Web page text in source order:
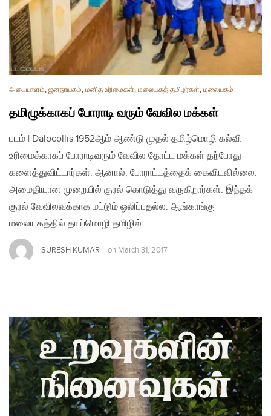
அடையாளம், ஜனநாயகம், மனித உரிமைகள், மலையகத் தமிழர்கள், மலையகம்
தமிழுக்காகப் போராடி வரும் வேவில மக்கள்
படம் | Dalocollis 1952ஆம் ஆண்டு முதல் தமிழ்மொழி கல்வி
உரிமைக்காகப் போராடிவரும் வேவில தோட்ட மக்கள் தற்போது
களைத்துவிட்டார்கள். ஆனால், போராட்டத்தைக் கைவிடவில்லை.
அமைதியான முறையில் குரல் கொடுத்து வருகிறார்கள். இந்தக்
குரல் வேவிலவுக்காக மட்டும் ஒலிப்பதல்ல. ஆங்காங்கு
மலையகத்தில் தாய்மொழி தமிழில்…
SURESH KUMAR on March 31, 2017